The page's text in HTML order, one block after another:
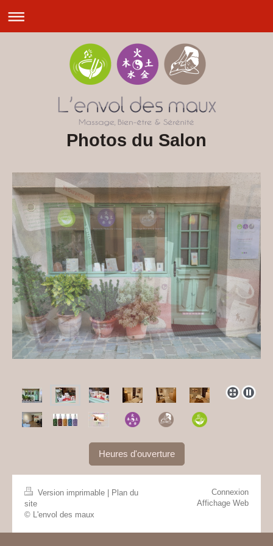
Photos du Salon
Heures d'ouverture
Version imprimable
Plan du
site
© L'envol des maux
Connexion
Affichage Web